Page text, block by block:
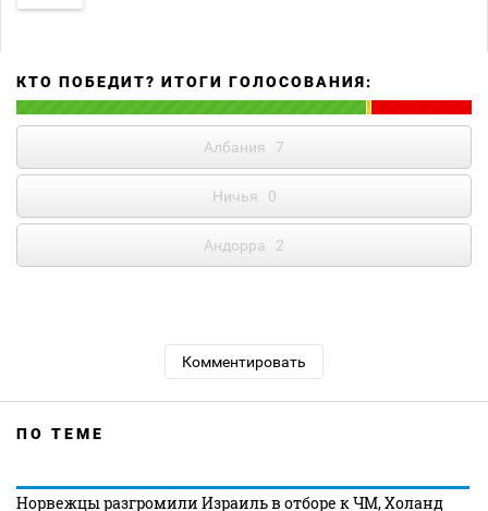
КТО ПОБЕДИТ? ИТОГИ ГОЛОСОВАНИЯ:
Албания 7
Ничья 0
Андорра 2
Комментировать
ПО ТЕМЕ
Норвежцы разгромили Израиль в отборе к ЧМ, Холанд